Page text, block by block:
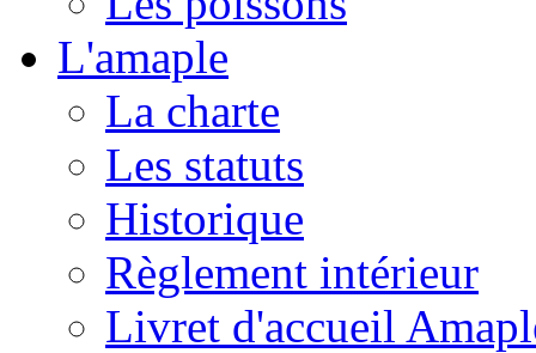
L'amaple
La charte
Les statuts
Historique
Règlement intérieur
Livret d'accueil